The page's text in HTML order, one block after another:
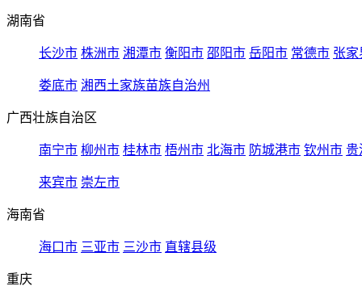
湖南省
长沙市 株洲市 湘潭市 衡阳市 邵阳市 岳阳市 常德市 张家
娄底市 湘西土家族苗族自治州
广西壮族自治区
南宁市 柳州市 桂林市 梧州市 北海市 防城港市 钦州市 贵
来宾市 崇左市
海南省
海口市 三亚市 三沙市 直辖县级
重庆